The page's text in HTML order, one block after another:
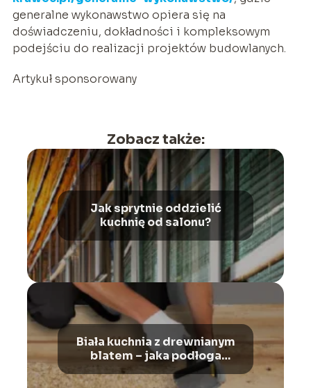
generalne wykonawstwo opiera się na
doświadczeniu, dokładności i kompleksowym
podejściu do realizacji projektów budowlanych.
Artykuł sponsorowany
Zobacz także:
Jak sprytnie oddzielić
kuchnię od salonu?
Biała kuchnia z drewnianym
blatem – jaka podłoga
będzie najlepsza?